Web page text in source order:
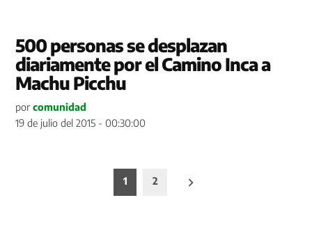
500 personas se desplazan
diariamente por el Camino Inca a
Machu Picchu
por comunidad
19 de julio del 2015 - 00:30:00
1 2